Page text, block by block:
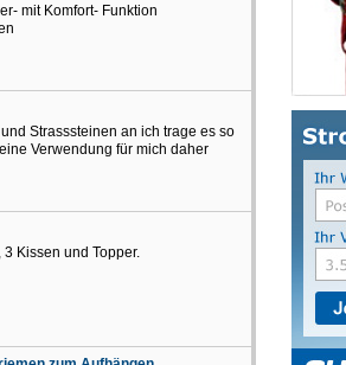
mit Komfort- Funktion
Strasssteinen an ich trage es so
Verwendung für mich daher
Kissen und Topper.